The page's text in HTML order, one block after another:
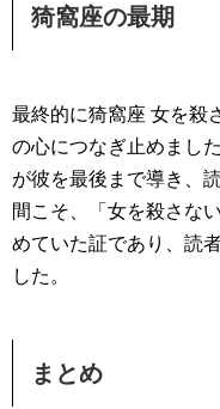
猗窩座の最期
最終的に猗窩座 女を殺
の心につなぎ止めまし
が彼を最後まで導き、
間こそ、「女を殺さな
めていた証であり、読
した。
まとめ